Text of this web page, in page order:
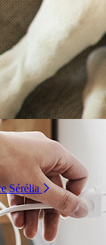
Sérélia
adaptée à votre